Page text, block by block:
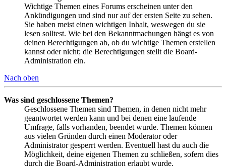
Wichtige Themen eines Forums erscheinen unter den
Ankündigungen und sind nur auf der ersten Seite zu sehen.
Sie haben meist einen wichtigen Inhalt, weswegen du sie
lesen solltest. Wie bei den Bekanntmachungen hängt es von
deinen Berechtigungen ab, ob du wichtige Themen erstellen
kannst oder nicht; die Berechtigungen stellt die Board-
Administration ein.
Nach oben
Was sind geschlossene Themen?
Geschlossene Themen sind Themen, in denen nicht mehr
geantwortet werden kann und bei denen eine laufende
Umfrage, falls vorhanden, beendet wurde. Themen können
aus vielen Gründen durch einen Moderator oder
Administrator gesperrt werden. Eventuell hast du auch die
Möglichkeit, deine eigenen Themen zu schließen, sofern dies
durch die Board-Administration erlaubt wurde.